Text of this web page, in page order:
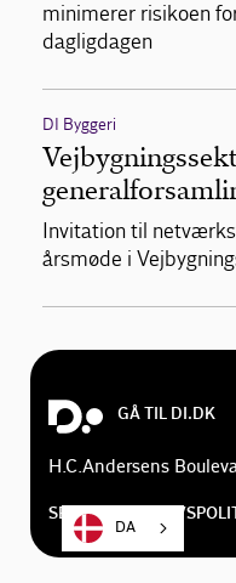
minimerer risikoen
dagligdagen
DI Byggeri
Invitation til
årsmøde i
GÅ TIL DI.DK
H.C.Andersens
SE DI'S
DA